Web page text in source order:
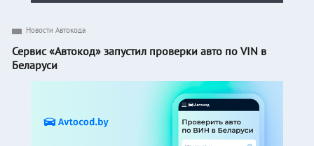
Новости Автокода
Сервис «Автокод» запустил проверки авто по VIN в
Беларуси